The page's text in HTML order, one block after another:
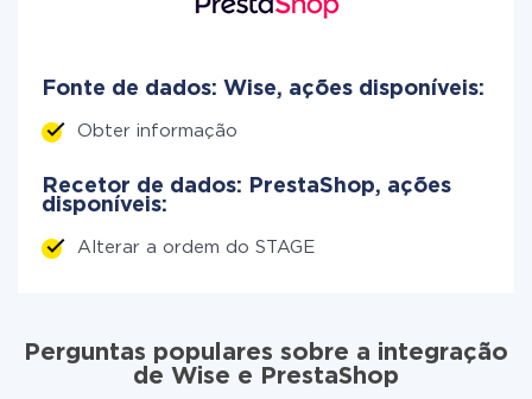
Fonte de dados: Wise, ações disponíveis:
Obter informação
Recetor de dados: PrestaShop, ações
disponíveis:
Alterar a ordem do STAGE
Perguntas populares sobre a integração
de Wise e PrestaShop